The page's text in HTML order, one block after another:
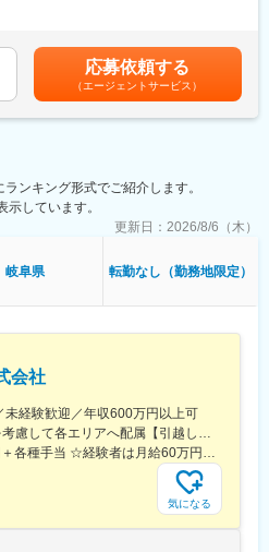
ク：働く場所はオフィスに拘らず、
務を実施できる場所で勤務する」とい
き方を導入しています。
業務
施計画書に対して日本要件を満たすた
ビュー業務・臨床研究・PMS関連文書
報告書、論文など）の作成およびレビ
医療等幅広い分野の開発品目に関する
きます
ができます
進化し続ける世界最大級CRO：
タカンパニーの経営統合により、
にも真似できない治験の「質」と「ス
を持った企業へ進化しました。薬剤流
析により、海外では治験完了までに期
た例もあります。新しい治療法を待っ
れからもIQVIAは創造的な仕事に挑戦し
与：年1回賃金はあくまでも目安の金額
する可能性があります。月給(月額)は固
応募依頼する
（エージェントサービス）
ンキング形式でご紹介します。
しています。
更新日： 2026/8/6（木）
岐阜県 転勤なし（勤務地限定）
会社
未経験歓迎／年収600万円以上可
【U・Iターン歓迎】希望を考慮して各エリアへ配属【引越し代は会社全額負担】■本社 東京都中央区築地1-13-1 銀座松竹スクエア9F■勤務エリア：（1）北海道：北海道（2）東北：青森・秋田・岩手・山形・宮城・福島（3）関東：東京・神奈川・千葉・埼玉・茨城・栃木・群馬（4）甲信越：新潟・長野・山梨（5）東海：愛知・岐阜・三重・静岡（6）北陸：富山・石川・福井（7）近畿：大阪・京都・滋賀・奈良・和歌山・兵庫（8）中国：岡山・広島・山口・島根・鳥取（9）四国：香川・徳島・高知・愛媛（10）九州：福岡・大分・宮崎・鹿児島・熊本・佐賀・長崎・沖縄※勤務地限定～全国転勤（規定あり）の選択可能※配属エリアは希望を考慮して決定いたします。希望範囲外への転勤はありません。※変更の範囲：会社の定める事業所（リモートワーク含む）
月給41万6,667円～75万円＋各種手当 ☆経験者は月給60万円以上！・・・・・・■未経験者：月給41万6,667円～＋各種手当※上記には固定残業代（7万9,114円～／30時間分）を含みます。※超過分は別途全額支給いたします。◎手当を含めれば初年度から年収600万円以上も可能！・・・・・・■経験者：月給60万円～75万円＋各種手当※上記には固定残業代（11万760円～／30時間分）を含みます。※超過分は別途全額支給いたします。＜年収例＞◎初年度年収は700万円以上！◎最大年収900万円以上も目指せる♪・・・・・・＼社員の年収例／ 800万円／36歳（入社3年） 860万円／42歳（入社4年） 920万円／45歳（入社6年） ※諸手当含む
気になる